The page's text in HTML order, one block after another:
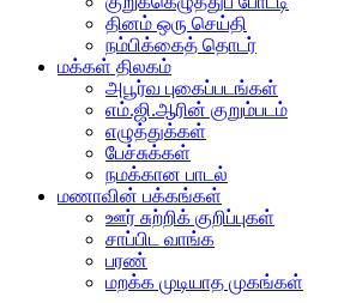
தினம் ஒரு செய்தி
நம்பிக்கைத் தொடர்
மக்கள் திலகம்
அபூர்வ புகைப்படங்கள்
எம்.ஜி.ஆரின் குறும்படம்
எழுத்துக்கள்
பேச்சுக்கள்
நமக்கான பாடல்
மணாவின் பக்கங்கள்
ஊர் சுற்றிக் குறிப்புகள்
சாப்பிட வாங்க
பரண்
மறக்க முடியாத முகங்கள்